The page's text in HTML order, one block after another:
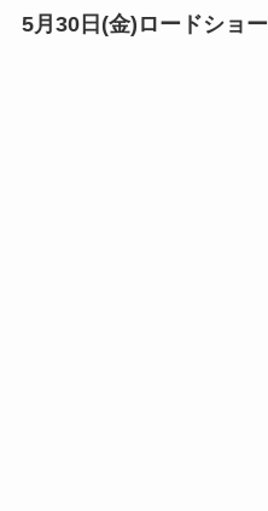
5月30日(金)ロードショー